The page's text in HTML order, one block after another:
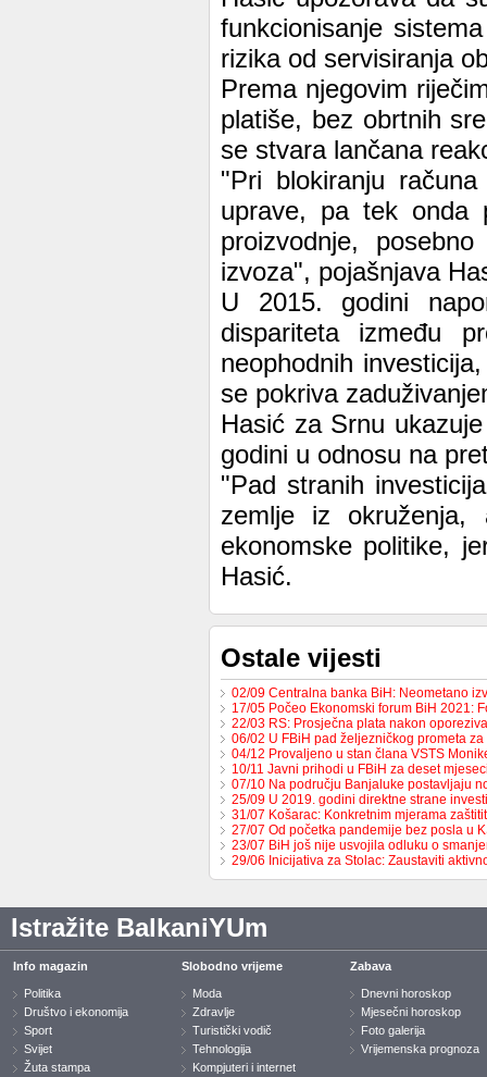
funkcionisanje
rizika od servisiranja
Prema njegovim
platiše, bez obrtnih
se stvara lančana
"Pri blokiranju
uprave, pa tek onda
proizvodnje,
izvoza", pojašnjava
U 2015. godini
dispariteta između
neophodnih
se pokriva
Hasić za Srnu
godini u odnosu na
"Pad stranih
zemlje iz okruženja,
ekonomske politike,
Hasić.
Ostale vijesti
02/09 Centralna banka BiH: Neometano
17/05 Počeo Ekonomski forum BiH 2021:
22/03 RS: Prosječna plata nakon
06/02 U FBiH pad željezničkog prometa
04/12 Provaljeno u stan člana VSTS
10/11 Javni prihodi u FBiH za deset
07/10 Na području Banjaluke postavljaju
25/09 U 2019. godini direktne strane
31/07 Košarac: Konkretnim mjerama
27/07 Od početka pandemije bez posla u
23/07 BiH još nije usvojila odluku o
29/06 Inicijativa za Stolac: Zaustaviti
Istražite BalkaniYUm
Info magazin
Politika
Društvo i ekonomija
Sport
Svijet
Žuta stampa
Slobodno vrijeme
Moda
Zdravlje
Turistički vodič
Tehnologija
Kompjuteri i internet
Zabava
Dnevni horoskop
Mjesečni horoskop
Foto galerija
Vrijemenska prognoza